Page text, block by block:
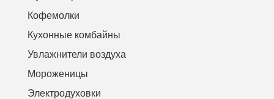
Кофемолки
Кухонные комбайны
Увлажнители воздуха
Мороженицы
Электродуховки